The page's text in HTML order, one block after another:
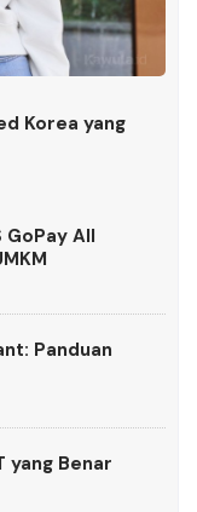
Korea yang
GoPay All
Panduan
yang Benar